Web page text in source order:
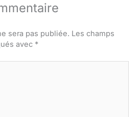
sera pas publiée. Les champs
avec *